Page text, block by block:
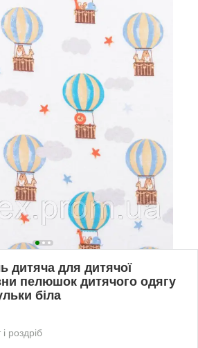
дитяча для дитячої
пелюшок дитячого одягу
біла
роздріб